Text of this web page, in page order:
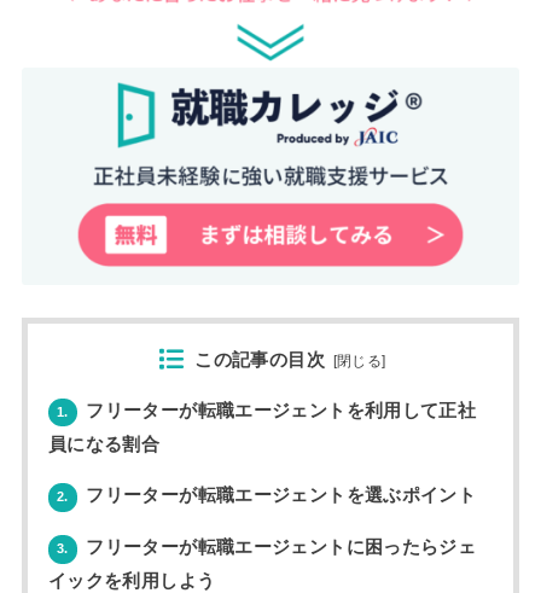
この記事の目次 [閉じる]
1.
フリーターが転職エージェントを利用して正社
員になる割合
2. フリーターが転職エージェントを選ぶポイント
3.
フリーターが転職エージェントに困ったらジェ
イックを利用しよう